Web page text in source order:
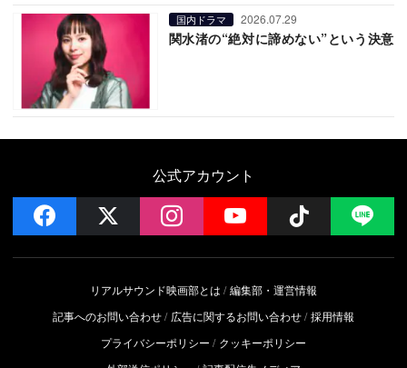
国内ドラマ 2026.07.29
関水渚の“絶対に諦めない”という決意
公式アカウント
facebook instagramYouTube Follow
リアルサウンド映画部とは
編集部・運営情報
記事へのお問い合わせ
広告に関するお問い合わせ 採用情報
プライバシーポリシー
クッキーポリシー